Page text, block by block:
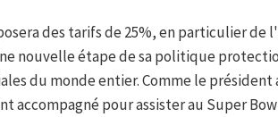
des tarifs de 25%, en particulier
nouvelle étape de sa politique
du monde entier. Comme le
accompagné pour assister au Super